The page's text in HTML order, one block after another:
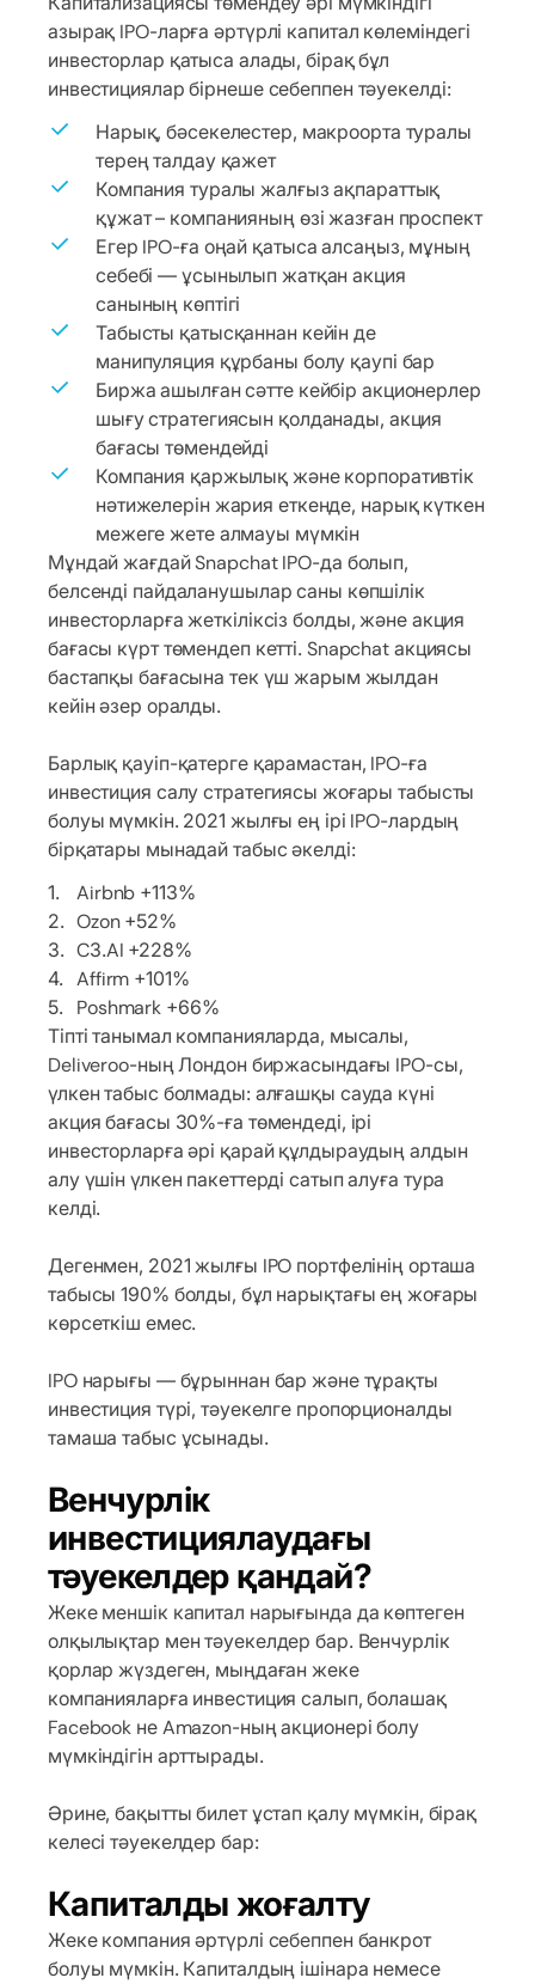
азырақ IPO-ларға әртүрлі капитал көлеміндегі
инвесторлар қатыса алады, бірақ бұл
инвестициялар бірнеше себеппен тәуекелді:
Нарық, бәсекелестер, макроорта туралы
терең талдау қажет
Компания туралы жалғыз ақпараттық
құжат – компанияның өзі жазған проспект
Егер IPO-ға оңай қатыса алсаңыз, мұның
себебі — ұсынылып жатқан акция
санының көптігі
Табысты қатысқаннан кейін де
манипуляция құрбаны болу қаупі бар
Биржа ашылған сәтте кейбір акционерлер
шығу стратегиясын қолданады, акция
бағасы төмендейді
Компания қаржылық және корпоративтік
нәтижелерін жария еткенде, нарық күткен
межеге жете алмауы мүмкін
Мұндай жағдай Snapchat IPO-да болып,
белсенді пайдаланушылар саны көпшілік
инвесторларға жеткіліксіз болды, және акция
бағасы күрт төмендеп кетті. Snapchat акциясы
бастапқы бағасына тек үш жарым жылдан
кейін әзер оралды.
Барлық қауіп-қатерге қарамастан, IPO-ға
инвестиция салу стратегиясы жоғары табысты
болуы мүмкін. 2021 жылғы ең ірі IPO-лардың
бірқатары мынадай табыс әкелді:
Airbnb +113%
Ozon +52%
C3.AI +228%
Affirm +101%
Poshmark +66%
Тіпті танымал компанияларда, мысалы,
Deliveroo-ның Лондон биржасындағы IPO-сы,
үлкен табыс болмады: алғашқы сауда күні
акция бағасы 30%-ға төмендеді, ірі
инвесторларға әрі қарай құлдыраудың алдын
алу үшін үлкен пакеттерді сатып алуға тура
келді.
Дегенмен, 2021 жылғы IPO портфелінің орташа
табысы 190% болды, бұл нарықтағы ең жоғары
көрсеткіш емес.
IPO нарығы — бұрыннан бар және тұрақты
инвестиция түрі, тәуекелге пропорционалды
тамаша табыс ұсынады.
Венчурлік
инвестициялаудағы
тәуекелдер қандай?
Жеке меншік капитал нарығында да көптеген
олқылықтар мен тәуекелдер бар. Венчурлік
қорлар жүздеген, мыңдаған жеке
компанияларға инвестиция салып, болашақ
Facebook не Amazon-ның акционері болу
мүмкіндігін арттырады.
Әрине, бақытты билет ұстап қалу мүмкін, бірақ
келесі тәуекелдер бар:
Капиталды жоғалту
Жеке компания әртүрлі себеппен банкрот
болуы мүмкін. Капиталдың ішінара немесе